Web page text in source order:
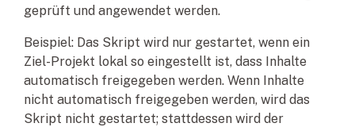
geprüft und angewendet werden.
Beispiel: Das Skript wird nur gestartet, wenn ein
Ziel-Projekt lokal so eingestellt ist, dass Inhalte
automatisch freigegeben werden. Wenn Inhalte
nicht automatisch freigegeben werden, wird das
Skript nicht gestartet; stattdessen wird der